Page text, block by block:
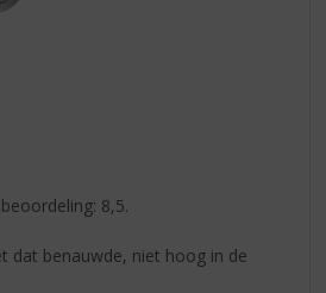
8,5.
dat benauwde, niet hoog in de